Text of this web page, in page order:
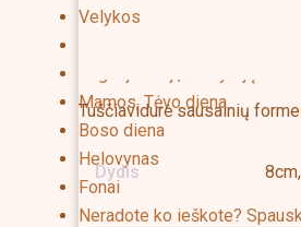
Velykos
Mamos, Tėvo diena
Boso diena
Helovynas
Fonai
Neradote ko ieškote?
Tuščiavidurė sausainių
Dydis